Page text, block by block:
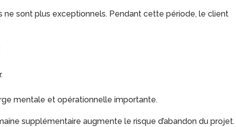
sont plus exceptionnels. Pendant cette période, le client
mentale et opérationnelle importante.
supplémentaire augmente le risque d’abandon du projet.